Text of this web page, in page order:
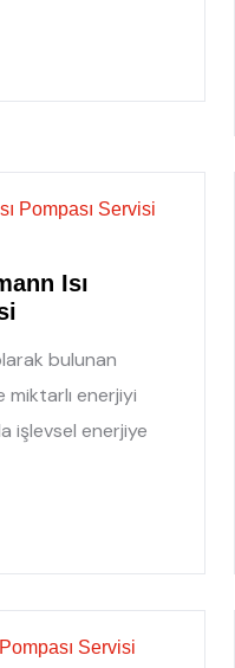
Isı
bulunan
enerjiyi
işlevsel enerjiye